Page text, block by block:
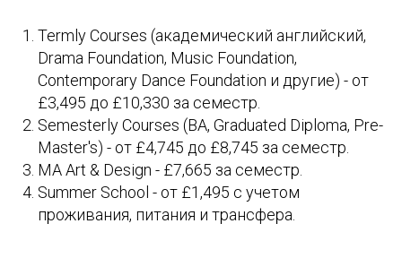
Termly Courses (академический английский,
Drama Foundation, Music Foundation,
Contemporary Dance Foundation и другие) - от
£3,495 до £10,330 за семестр.
Semesterly Courses (BA, Graduated Diploma, Pre-
Master's) - от £4,745 до £8,745 за семестр.
MA Art & Design - £7,665 за семестр.
Summer School - от £1,495 с учетом
проживания, питания и трансфера.